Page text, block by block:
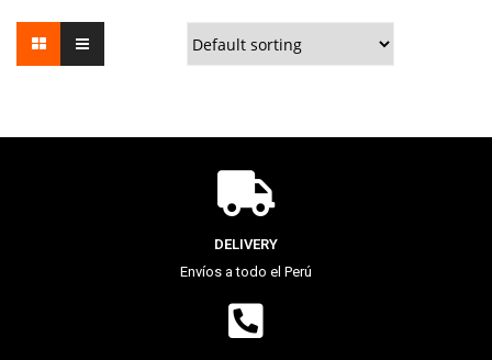
DELIVERY
Envíos a todo el Perú